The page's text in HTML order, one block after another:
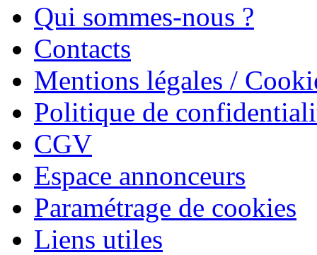
Qui sommes-nous ?
Contacts
Mentions légales /
Politique de
CGV
Espace annonceurs
Paramétrage de cookies
Liens utiles